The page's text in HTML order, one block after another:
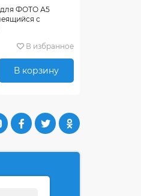
для ФОТО А5
с
В избранное
В корзину